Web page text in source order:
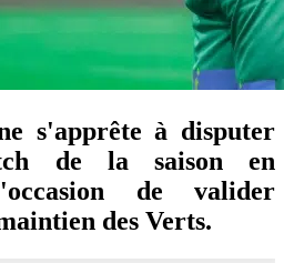
s'apprête à disputer
de la saison en
de valider
des Verts.